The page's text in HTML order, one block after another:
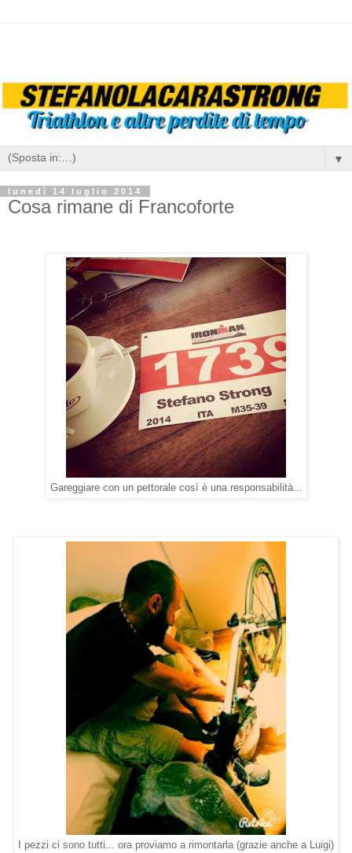
▼
lunedì 14 luglio 2014
Cosa rimane di Francoforte
Gareggiare con un pettorale così è una responsabilità...
I pezzi ci sono tutti... ora proviamo a rimontarla (grazie anche a Luigi)